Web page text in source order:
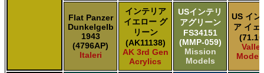
Flat Panzer
Dunkelgelb
1943
(4796AP)
Italeri
インテリア
イエロー グ
リーン
(AK11138)
AK 3rd Gen
Acrylics
USインテリ
アグリーン
FS34151
(MMP-059)
Mission
Models
US イン
ア イェ
Model